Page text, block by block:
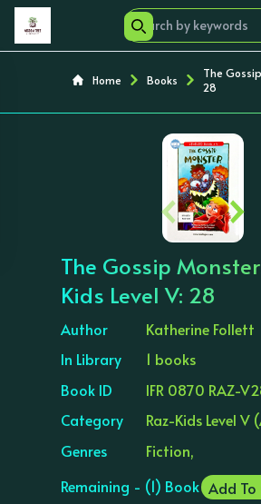
Home Books
The
28
‹ ›
The Gossip
Kids Level V: 28
Author
Katherine Follett
In Library
1 books
Book ID
IFR 0870 RAZ-
Category
Raz-Kids Level V
Genres
Fiction,
Remaining - (1) Book